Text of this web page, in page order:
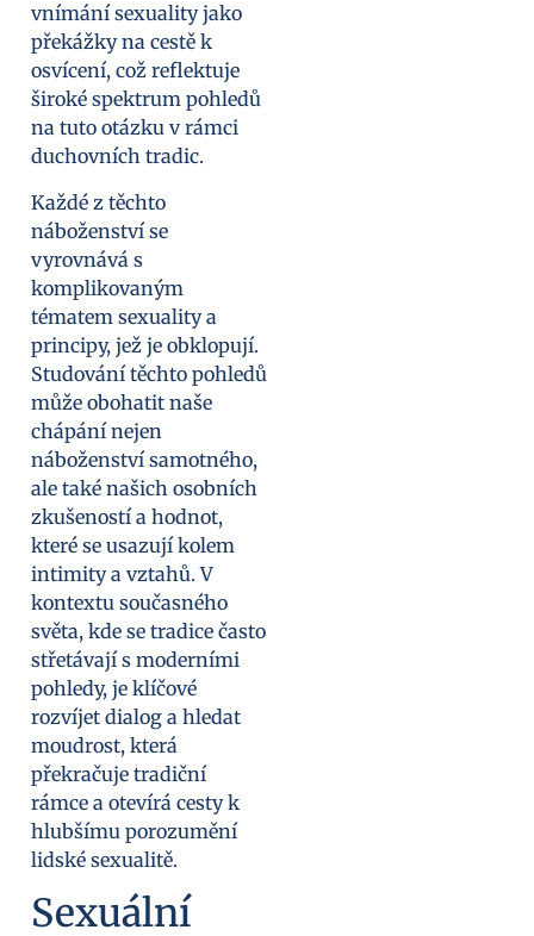
vnímání sexuality jako
překážky na cestě k
osvícení, což reflektuje
široké spektrum pohledů
na tuto otázku v rámci
duchovních tradic.
Každé z těchto
náboženství se
vyrovnává s
komplikovaným
tématem sexuality a
principy, jež je obklopují.
Studování těchto pohledů
může obohatit naše
chápání nejen
náboženství samotného,
ale také našich osobních
zkušeností a hodnot,
které se usazují kolem
intimity a vztahů. V
kontextu současného
světa, kde se tradice často
střetávají s moderními
pohledy, je klíčové
rozvíjet dialog a hledat
moudrost, která
překračuje tradiční
rámce a otevírá cesty k
hlubšímu porozumění
lidské sexualitě.
Sexuální